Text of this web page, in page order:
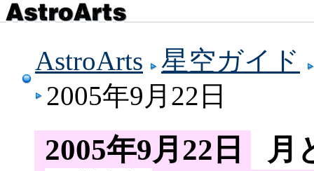
AstroArts
星空ガイド
2005年9月22日
2005年9月22日
月